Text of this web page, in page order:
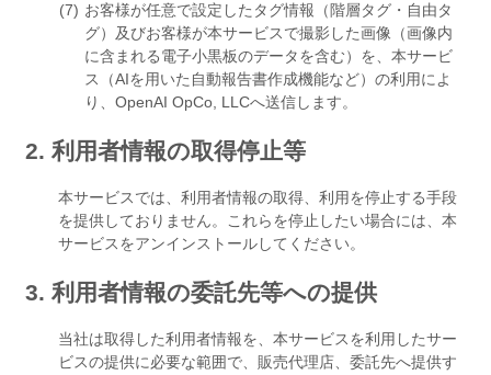
お客様が任意で設定したタグ情報（階層タグ・自由タ
グ）及びお客様が本サービスで撮影した画像（画像内
に含まれる電子小黒板のデータを含む）を、本サービ
ス（AIを用いた自動報告書作成機能など）の利用によ
り、OpenAI OpCo, LLCへ送信します。
2. 利用者情報の取得停止等
本サービスでは、利用者情報の取得、利用を停止する手段
を提供しておりません。これらを停止したい場合には、本
サービスをアンインストールしてください。
3. 利用者情報の委託先等への提供
当社は取得した利用者情報を、本サービスを利用したサー
ビスの提供に必要な範囲で、販売代理店、委託先へ提供す